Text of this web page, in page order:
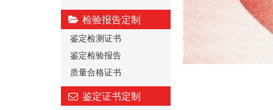
检验报告定制
鉴定检测证书
鉴定检验报告
质量合格证书
鉴定证书定制